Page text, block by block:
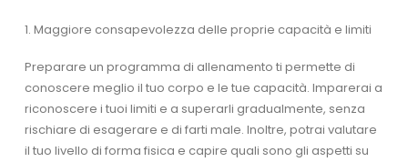
1. Maggiore consapevolezza delle proprie capacità e limiti
Preparare un programma di allenamento ti permette di
conoscere meglio il tuo corpo e le tue capacità. Imparerai a
riconoscere i tuoi limiti e a superarli gradualmente, senza
rischiare di esagerare e di farti male. Inoltre, potrai valutare
il tuo livello di forma fisica e capire quali sono gli aspetti su